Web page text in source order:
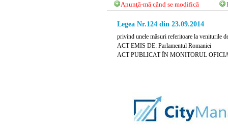
Anunţă-mă când se modifică
Legea Nr.124 din 23.09.2014
privind unele măsuri referitoare la veniturile
ACT EMIS DE: Parlamentul Romaniei
ACT PUBLICAT ÎN MONITORUL